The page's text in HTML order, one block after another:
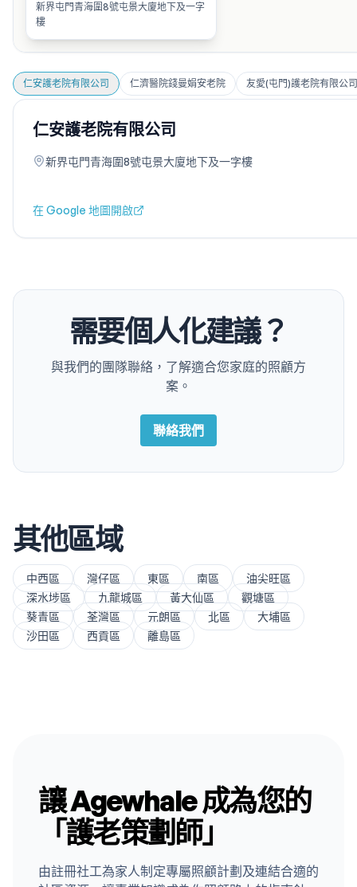
新界屯門青海圍8號屯景大廈地下及一字
樓
仁安護老院有限公司 仁濟醫院錢曼娟安老院 友愛(屯門)護老院有限公司
仁安護老院有限公司
新界屯門青海圍8號屯景大廈地下及一字樓
在 Google 地圖開啟
需要個人化建議？
與我們的團隊聯絡，了解適合您家庭的照顧方
案。
聯絡我們
其他區域
中西區 灣仔區 東區 南區
油尖旺區
深水埗區
九龍城區 黃大仙區
觀塘區
葵青區
荃灣區 元朗區 北區
大埔區
沙田區
西貢區 離島區
讓 Agewhale 成為您的
「護老策劃師」
由註冊社工為家人制定專屬照顧計劃及連結合適的